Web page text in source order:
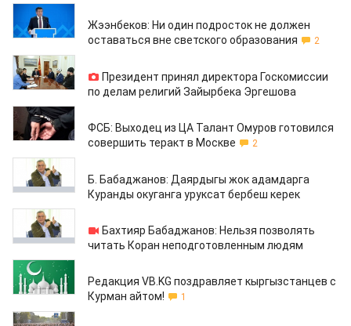
21.11.2019
Жээнбеков: Ни один подросток не должен
оставаться вне светского образования
2
20.11.2019
Президент принял директора Госкомиссии
по делам религий Зайырбека Эргешова
05.11.2019
ФСБ: Выходец из ЦА Талант Омуров готовился
совершить теракт в Москве
2
05.09.2019
Б. Бабаджанов: Даярдыгы жок адамдарга
Куранды окуганга уруксат бербеш керек
04.09.2019
Бахтияр Бабаджанов: Нельзя позволять
читать Коран неподготовленным людям
11.08.2019
Редакция VB.KG поздравляет кыргызстанцев с
Курман айтом!
1
11.08.2019